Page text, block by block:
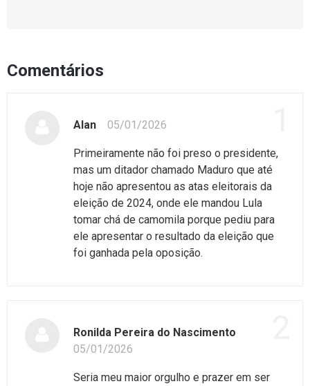
Comentários
Alan 05/01/2026
Primeiramente não foi preso o presidente,
mas um ditador chamado Maduro que até
hoje não apresentou as atas eleitorais da
eleição de 2024, onde ele mandou Lula
tomar chá de camomila porque pediu para
ele apresentar o resultado da eleição que
foi ganhada pela oposição.
Ronilda Pereira do Nascimento
05/01/2026
Seria meu maior orgulho e prazer em ser